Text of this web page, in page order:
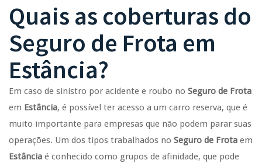
Quais as coberturas do
Seguro de Frota em
Estância?
Em caso de sinistro por acidente e roubo no Seguro de Frota
em Estância, é possível ter acesso a um carro reserva, que é
muito importante para empresas que não podem parar suas
operações. Um dos tipos trabalhados no Seguro de Frota em
Estância é conhecido como grupos de afinidade, que pode